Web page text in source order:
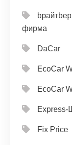
фирма
DaCar
EcoCar
EcoCar
Express-
Fix Price